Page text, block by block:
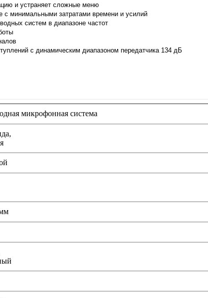
и устраняет сложные меню
с минимальными затратами времени и усилий
систем в диапазоне частот
с динамическим диапазоном передатчика 134 дБ
микрофонная система